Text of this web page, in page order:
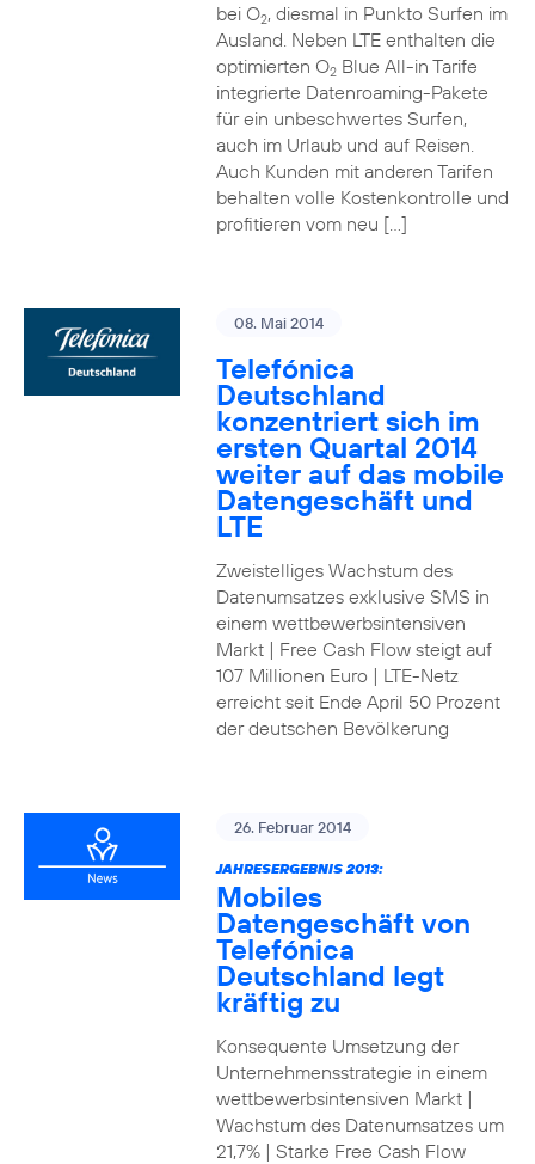
bei O2, diesmal in Punkto Surfen im
Ausland. Neben LTE enthalten die
optimierten O2Blue All-in Tarife
integrierte Datenroaming-Pakete
für ein unbeschwertes Surfen,
auch im Urlaub und auf Reisen.
Auch Kunden mit anderen Tarifen
behalten volle Kostenkontrolle und
profitieren vom neu […]
08. Mai 2014
Telefónica
Deutschland
konzentriert sich im
ersten Quartal 2014
weiter auf das mobile
Datengeschäft und
LTE
Zweistelliges Wachstum des
Datenumsatzes exklusive SMS in
einem wettbewerbsintensiven
Markt | Free Cash Flow steigt auf
107 Millionen Euro | LTE-Netz
erreicht seit Ende April 50 Prozent
der deutschen Bevölkerung
26. Februar 2014
JAHRESERGEBNIS 2013:
Mobiles
Datengeschäft von
Telefónica
Deutschland legt
kräftig zu
Konsequente Umsetzung der
Unternehmensstrategie in einem
wettbewerbsintensiven Markt |
Wachstum des Datenumsatzes um
21,7% | Starke Free Cash Flow